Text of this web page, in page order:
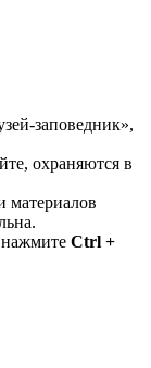
заповедник»,
охраняются в
материалов
Ctrl +